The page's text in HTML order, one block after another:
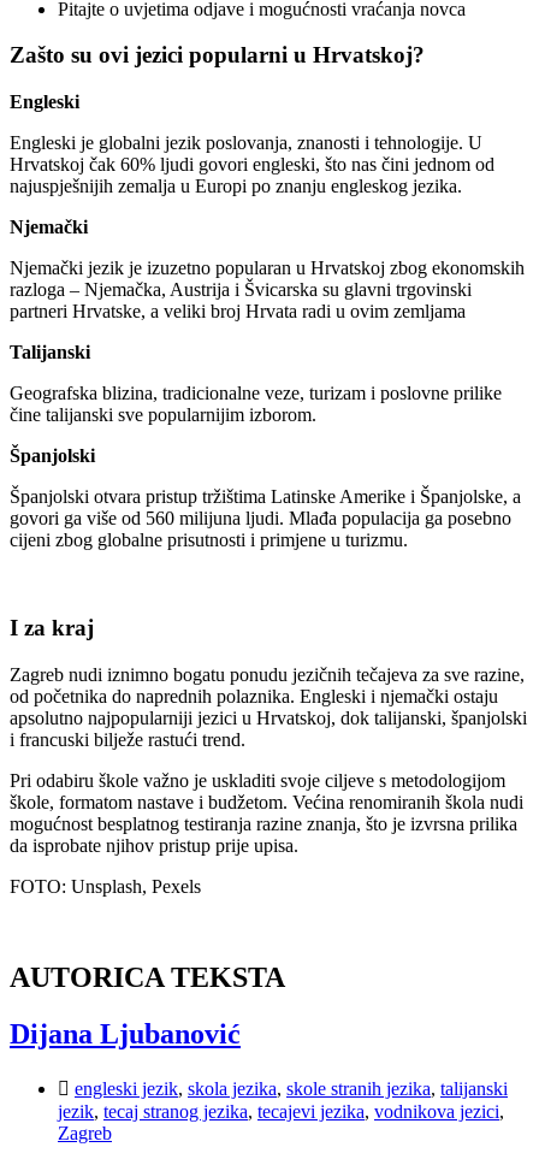
Pitajte o uvjetima odjave i mogućnosti vraćanja novca
Zašto su ovi jezici popularni u Hrvatskoj?
Engleski
Engleski je globalni jezik poslovanja, znanosti i tehnologije. U
Hrvatskoj čak 60% ljudi govori engleski, što nas čini jednom od
najuspješnijih zemalja u Europi po znanju engleskog jezika.
Njemački
Njemački jezik je izuzetno popularan u Hrvatskoj zbog ekonomskih
razloga – Njemačka, Austrija i Švicarska su glavni trgovinski
partneri Hrvatske, a veliki broj Hrvata radi u ovim zemljama
Talijanski
Geografska blizina, tradicionalne veze, turizam i poslovne prilike
čine talijanski sve popularnijim izborom.
Španjolski
Španjolski otvara pristup tržištima Latinske Amerike i Španjolske, a
govori ga više od 560 milijuna ljudi. Mlađa populacija ga posebno
cijeni zbog globalne prisutnosti i primjene u turizmu.
I za kraj
Zagreb nudi iznimno bogatu ponudu jezičnih tečajeva za sve razine,
od početnika do naprednih polaznika. Engleski i njemački ostaju
apsolutno najpopularniji jezici u Hrvatskoj, dok talijanski, španjolski
i francuski bilježe rastući trend.
Pri odabiru škole važno je uskladiti svoje ciljeve s metodologijom
škole, formatom nastave i budžetom. Većina renomiranih škola nudi
mogućnost besplatnog testiranja razine znanja, što je izvrsna prilika
da isprobate njihov pristup prije upisa.
FOTO: Unsplash, Pexels
AUTORICA TEKSTA
Dijana Ljubanović
engleski jezik, skola jezika, skole stranih jezika, talijanski
jezik, tecaj stranog jezika, tecajevi jezika, vodnikova jezici,
Zagreb